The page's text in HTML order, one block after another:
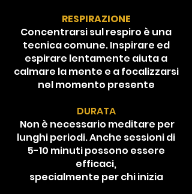
RESPIRAZIONE
Concentrarsi sul respiro è una
tecnica comune. Inspirare ed
espirare lentamente aiuta a
calmare la mente e a focalizzarsi
nel momento presente
DURATA
Non è necessario meditare per
lunghi periodi. Anche sessioni di
5-10 minuti possono essere
efficaci,
specialmente per chi inizia